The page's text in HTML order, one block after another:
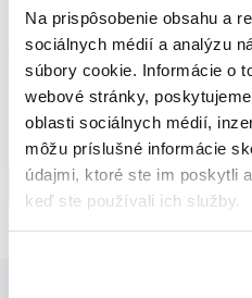
Na prispôsobenie obsahu a
sociálnych médií a analýzu
súbory cookie. Informácie o
webové stránky,
oblasti sociálnych médií,
môžu príslušné informácie
údajmi, ktoré ste im poskytli
keď ste používali ich služby.
SMILLE Sonic Brush - Prémiová
kefka s kónickými vláknami
149,99 €
5,0 /5 (27x)
Do košíku
Na sklade
Ihneď v3